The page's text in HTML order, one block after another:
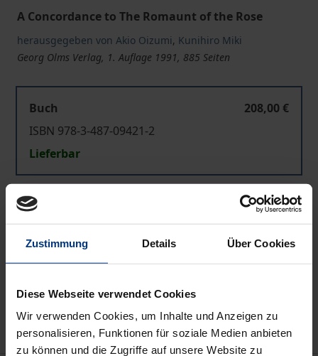
Zustimmung Details Über Cookies
Diese Webseite verwendet Cookies
Wir verwenden Cookies, um Inhalte und Anzeigen zu
personalisieren, Funktionen für soziale Medien anbieten
zu können und die Zugriffe auf unsere Website zu
A Concordance to The Romaunt of the Rose
herausgegeben von Akio Oizumi, Kunihiro Miki
Georg Olms Verlag, 1. Auflage 1991, 885 Seiten
Buch
208,00 €
ISBN 978-3-487-09421-2
Lieferbar
Preisangaben inkl. MwSt. Abhängig von der Lieferadresse
Hinweise zu Versandkosten